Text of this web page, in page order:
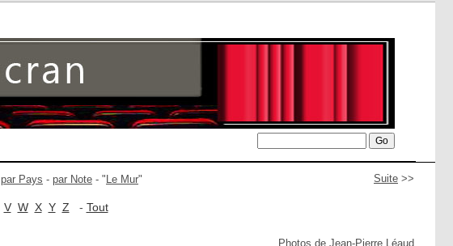
Suite >>
par Pays - par Note - " Le Mur"
V W X Y Z - Tout
Photos de Jean-Pierre Léaud